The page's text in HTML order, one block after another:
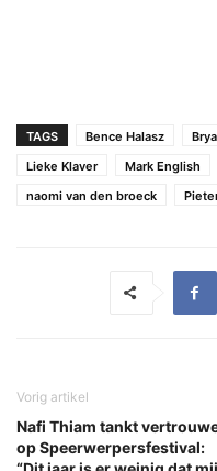
TAGS Bence Halasz
Lieke Klaver
Mark English
naomi van den broeck
Vorig artikel
Nafi Thiam tankt
op Speerwerpersfestival: